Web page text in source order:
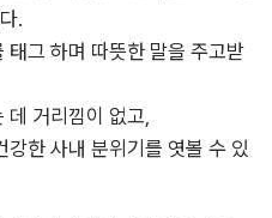
.
태그 하며 따뜻한 말을 주고받
거리낌이 없고,
한 사내 분위기를 엿볼 수 있